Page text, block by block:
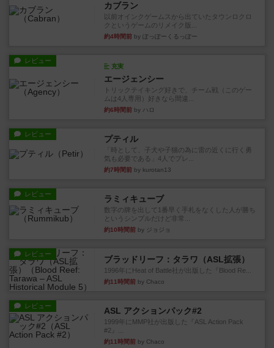
カブラン
以前オインクゲームスから出ていたタウンロクロ
クというゲームのリメイク版...
約4時間前 by ぽっぽーくるっぽー
レビュー
充実
エージェンシー
トリックテイキング好きで、チーム戦（このゲー
ムは4人専用）好きなら間違...
約6時間前 by ハロ
レビュー プティル
「時として、子犬や子猫の為に雷の近くに行く勇
気も必要である」4人でプレ...
約7時間前 by kurotan13
レビュー ラミィキューブ
数字の牌を出して1番早く手札をなくした人が勝ち
というシンプルだけど非常...
約10時間前 by ジョジョ
レビュー
ブラッドリーフ：タラワ（ASL拡張）
1996年にHeat of Battle社が出版した『Blood Re...
約11時間前 by Chaco
レビュー ASL アクションパック#2
1999年にMMP社が出版した『ASL Action Pack
#2』...
約11時間前 by Chaco